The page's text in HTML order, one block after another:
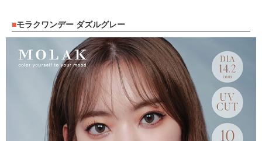
モラクワンデー ダズルグレー